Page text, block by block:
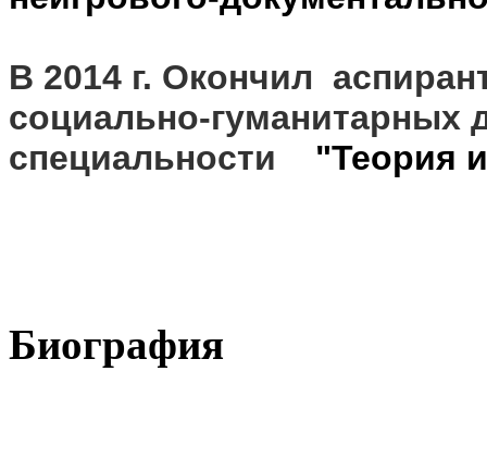
В 2014 г. Окончил
социально-гуманитарных
специальности
"Теория
Биография